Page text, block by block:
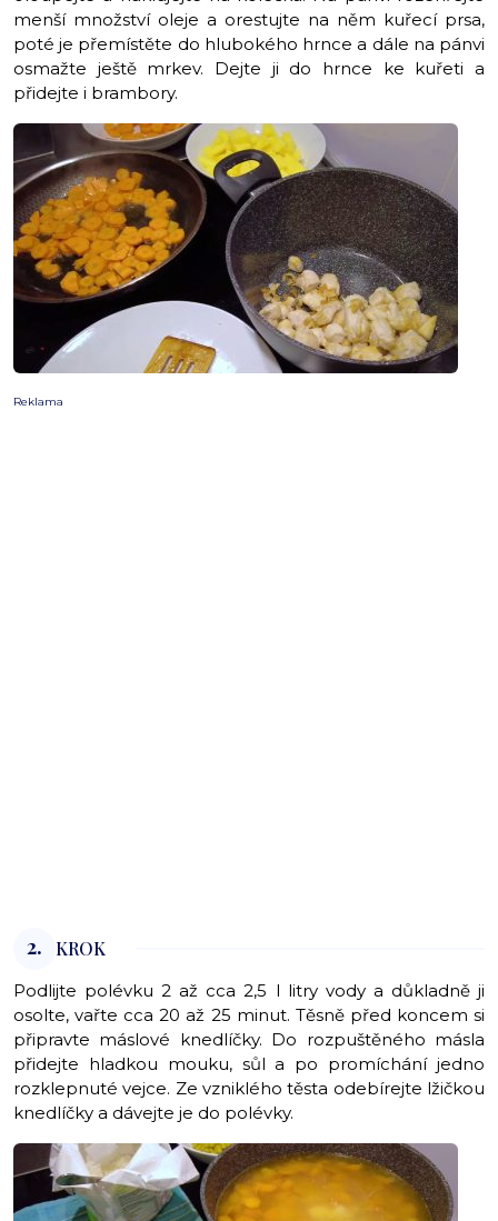
menší množství oleje a orestujte na něm kuřecí prsa,
poté je přemístěte do hlubokého hrnce a dále na pánvi
osmažte ještě mrkev. Dejte ji do hrnce ke kuřeti a
přidejte i brambory.
Reklama
2. KROK
Podlijte polévku 2 až cca 2,5 l litry vody a důkladně ji
osolte, vařte cca 20 až 25 minut. Těsně před koncem si
připravte máslové knedlíčky. Do rozpuštěného másla
přidejte hladkou mouku, sůl a po promíchání jedno
rozklepnuté vejce. Ze vzniklého těsta odebírejte lžičkou
knedlíčky a dávejte je do polévky.